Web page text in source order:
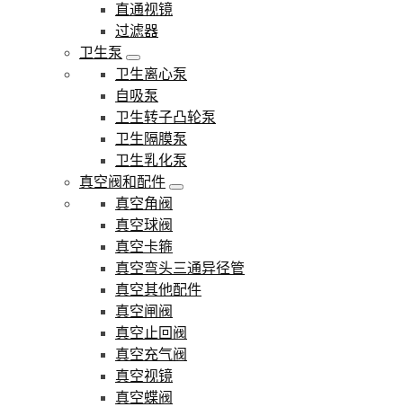
直通视镜
过滤器
卫生泵
卫生离心泵
自吸泵
卫生转子凸轮泵
卫生隔膜泵
卫生乳化泵
真空阀和配件
真空角阀
真空球阀
真空卡箍
真空弯头三通异径管
真空其他配件
真空闸阀
真空止回阀
真空充气阀
真空视镜
真空蝶阀